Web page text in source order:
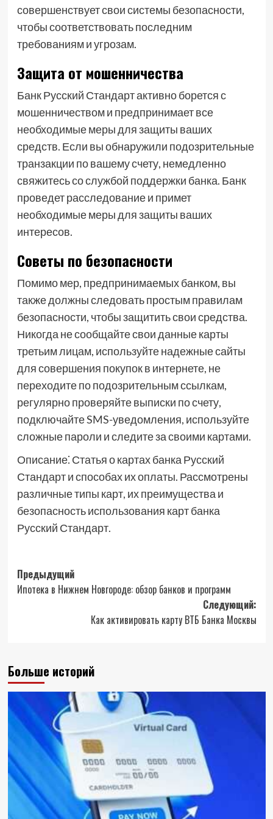
совершенствует свои системы безопасности,
чтобы соответствовать последним
требованиям и угрозам.
Защита от мошенничества
Банк Русский Стандарт активно борется с
мошенничеством и предпринимает все
необходимые меры для защиты ваших
средств. Если вы обнаружили подозрительные
транзакции по вашему счету, немедленно
свяжитесь со службой поддержки банка. Банк
проведет расследование и примет
необходимые меры для защиты ваших
интересов.
Советы по безопасности
Помимо мер, предпринимаемых банком, вы
также должны следовать простым правилам
безопасности, чтобы защитить свои средства.
Никогда не сообщайте свои данные карты
третьим лицам, используйте надежные сайты
для совершения покупок в интернете, не
переходите по подозрительным ссылкам,
регулярно проверяйте выписки по счету,
подключайте SMS-уведомления, используйте
сложные пароли и следите за своими картами.
Описание⁚ Статья о картах банка Русский
Стандарт и способах их оплаты. Рассмотрены
различные типы карт, их преимущества и
безопасность использования карт банка
Русский Стандарт.
Навигация
записи
Предыдущий
Ипотека в Нижнем Новгороде: обзор банков и программ
Следующий:
Как активировать карту ВТБ Банка Москвы
Больше историй